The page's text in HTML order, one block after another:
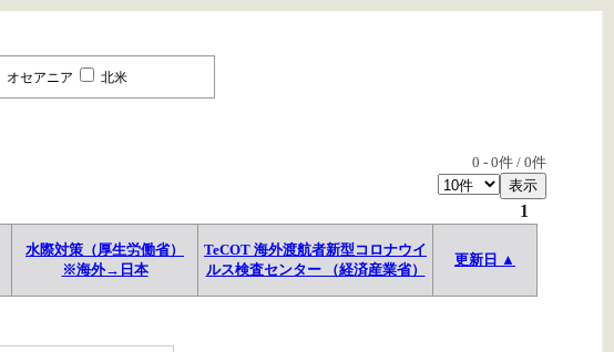
オセアニア 北米
0 - 0件 / 0件
1
水際対策（厚生労働省）
※海外→日本
TeCOT 海外渡航者新型コロナウイ
ルス検査センター （経済産業省）
更新日 ▲